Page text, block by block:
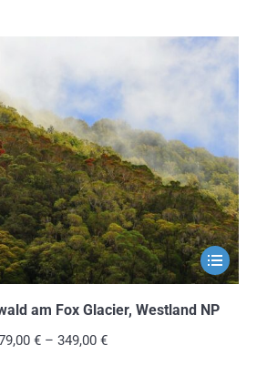
Optionen
gewählt
werden
Dieses
Produkt
weist
am Fox Glacier, Westland NP
€ – 349,00 €